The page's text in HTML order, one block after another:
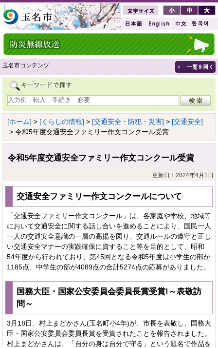
玉名市コンテンツ
[ホーム] > [くらしの情報] > [交通安全・防犯・災害] > [交通安全]
> 令和5年度交通安全ファミリー作文コンクール受賞
令和5年度交通安全ファミリー作文コンクール受賞
更新日：2024年4月1日
交通安全ファミリー作文コンクールについて
「交通安全ファミリー作文コンクール」は、各家庭や学校、地域等
において交通安全に関する話し合いを進めることにより、国民一人
一人の交通安全意識の一層の高揚を図り、交通ルールの遵守と正し
い交通安全マナーの実践確保に資すること等を目的として、昭和
54年度から行われており、第45回となる令和5年度は小学生の部が
1185点、中学生の部が4089点の合計5274点の応募がありました。
国務大臣・国家公安委員会委員長賞受賞!～表敬訪
問～
3月18日、村上まどかさん(玉名町小4年)が、市長を表敬し、国務大
臣・国家公安委員会委員長賞を受賞されたことを報告されました。
村上まどかさんは、「自分の身は自分で守る」という題名で作品を